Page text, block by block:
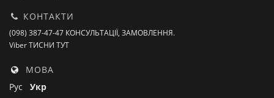
КОНТАКТИ
(098) 387-47-47 КОНСУЛЬТАЦІЇ, ЗАМОВЛЕННЯ.
Viber ТИСНИ ТУТ
МОВА
Рус Укр